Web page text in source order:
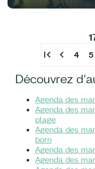
first_page chevron_left 4 5
Découvrez
Agenda des
Agenda des
plage
Agenda des
born
Agenda des
Agenda des